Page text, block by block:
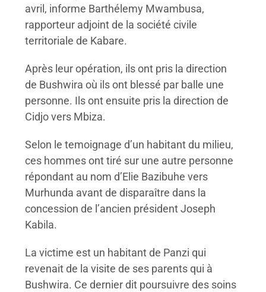
avril, informe Barthélemy Mwambusa,
rapporteur adjoint de la société civile
territoriale de Kabare.
Après leur opération, ils ont pris la direction
de Bushwira où ils ont blessé par balle une
personne. Ils ont ensuite pris la direction de
Cidjo vers Mbiza.
Selon le temoignage d’un habitant du milieu,
ces hommes ont tiré sur une autre personne
répondant au nom d’Elie Bazibuhe vers
Murhunda avant de disparaître dans la
concession de l’ancien président Joseph
Kabila.
La victime est un habitant de Panzi qui
revenait de la visite de ses parents qui à
Bushwira. Ce dernier dit poursuivre des soins